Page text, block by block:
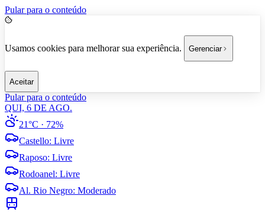
Pular para o conteúdo
Usamos cookies para melhorar sua experiência. Gerenciar
Aceitar
Pular para o conteúdo
QUI, 6 DE AGO.
21°C · 72%
Castello: Livre
Raposo: Livre
Rodoanel: Livre
Al. Rio Negro: Moderado